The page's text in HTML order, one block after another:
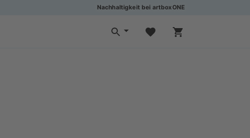
Nachhaltigkeit bei artboxONE